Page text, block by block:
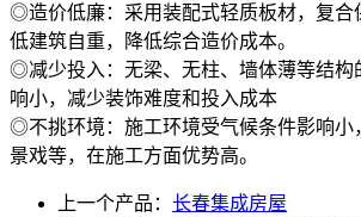
◎造价低廉：采用装配式轻质板材，复合
低建筑自重，降低综合造价成本。
◎减少投入：无梁、无柱、墙体薄等结构
响小，减少装饰难度和投入成本
◎不挑环境：施工环境受气候条件影响小
景戏等，在施工方面优势高。
上一个产品： 长春集成房屋